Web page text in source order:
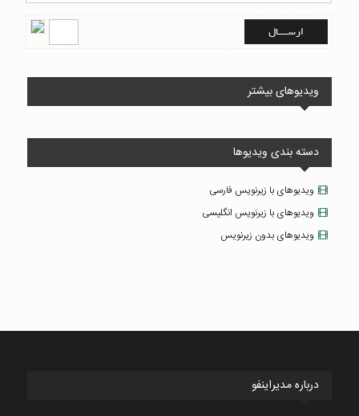
ویدیوهای بیشتر
دسته بندی ویدیوها
ویدیوهای با زیرنویس فارسی
ویدیوهای با زیرنویس انگلیسی
ویدیوهای بدون زیرنویس
درباره مدیراینفو